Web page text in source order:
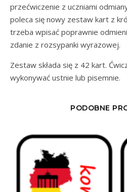
przećwiczenie z uczniami
poleca się nowy zestaw kart z
trzeba wpisać poprawnie
zdanie z rozsypanki wyrazowej.
Zestaw składa się z 42 kart.
wykonywać ustnie lub pisemnie.
PODOBNE